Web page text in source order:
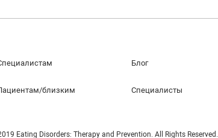
близким
Блог
Специалисты
Eating Disorders: Therapy and Prevention. All Rights Reserved.